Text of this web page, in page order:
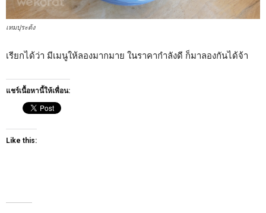
เทมปุระด้ง
เรียกได้ว่า มีเมนูให้ลองมากมาย ในราคากำลังดี ก็มาลองกันได้จ้า
แชร์เนื้อหานี้ให้เพื่อน:
Like this: